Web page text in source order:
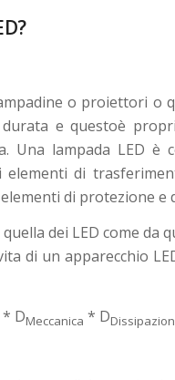
o proiettori o
e questoè
Una lampada LED è
di
di protezione e
dei LED come
di un apparecchio
* DMeccanica * D